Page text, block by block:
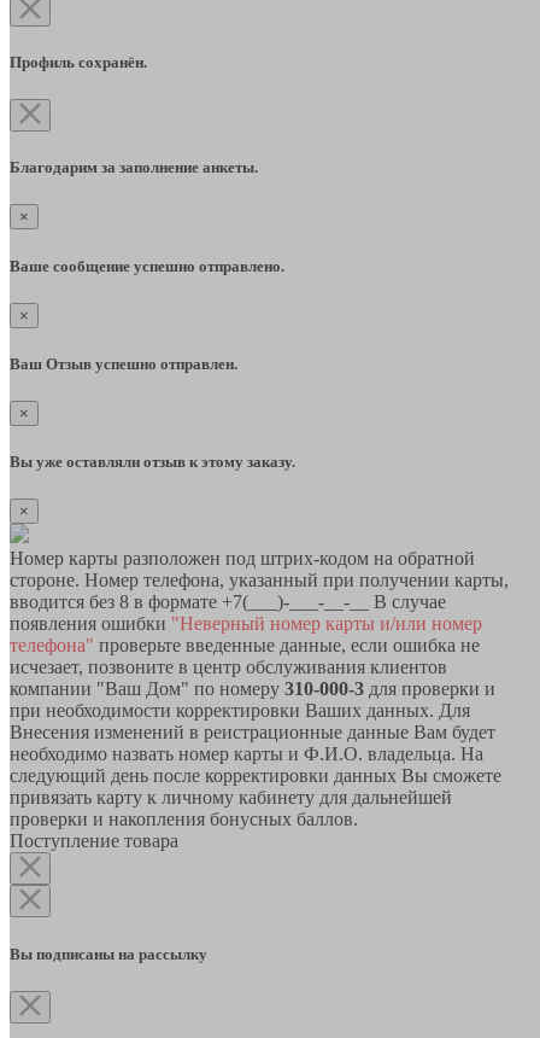
Профиль сохранён.
Благодарим за заполнение анкеты.
×
Ваше сообщение успешно отправлено.
×
Ваш Отзыв успешно отправлен.
×
Вы уже оставляли отзыв к этому заказу.
×
Номер карты разположен под штрих-кодом на обратной
стороне. Номер телефона, указанный при получении карты,
вводится без 8 в формате +7(___)-___-__-__ В случае
появления ошибки "Неверный номер карты и/или номер
телефона" проверьте введенные данные, если ошибка не
исчезает, позвоните в центр обслуживания клиентов
компании "Ваш Дом" по номеру 310-000-3 для проверки и
при необходимости корректировки Ваших данных. Для
Внесения изменений в реистрационные данные Вам будет
необходимо назвать номер карты и Ф.И.О. владельца. На
следующий день после корректировки данных Вы сможете
привязать карту к личному кабинету для дальнейшей
проверки и накопления бонусных баллов.
Поступление товара
Вы подписаны на рассылку